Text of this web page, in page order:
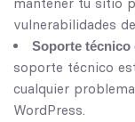
vulnerabilidades
Soporte técnico
soporte técnico
cualquier
WordPress.